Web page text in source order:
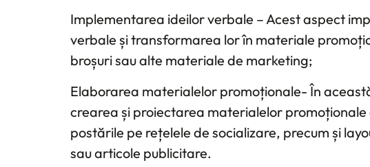
Implementarea ideilor verbale – Acest aspect
verbale și transformarea lor în materiale
broșuri sau alte materiale de marketing;
Elaborarea materialelor promoționale- În
crearea și proiectarea materialelor
postările pe rețelele de socializare, precum și
sau articole publicitare.